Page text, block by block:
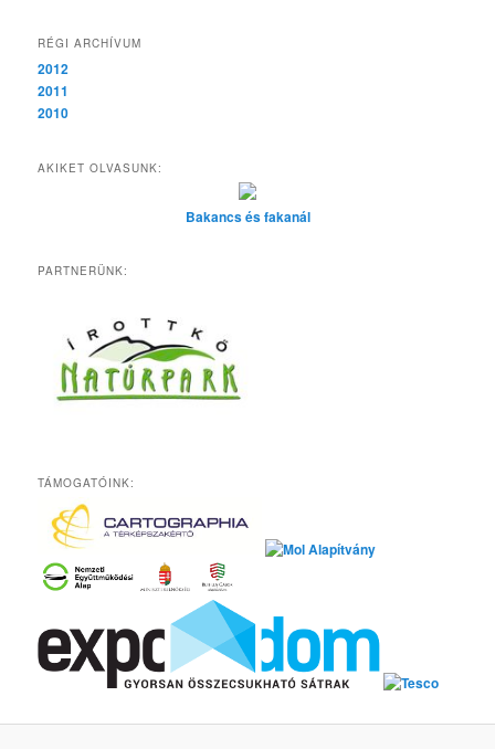
RÉGI ARCHÍVUM
2012
2011
2010
AKIKET OLVASUNK:
Bakancs és fakanál
PARTNERÜNK:
TÁMOGATÓINK: